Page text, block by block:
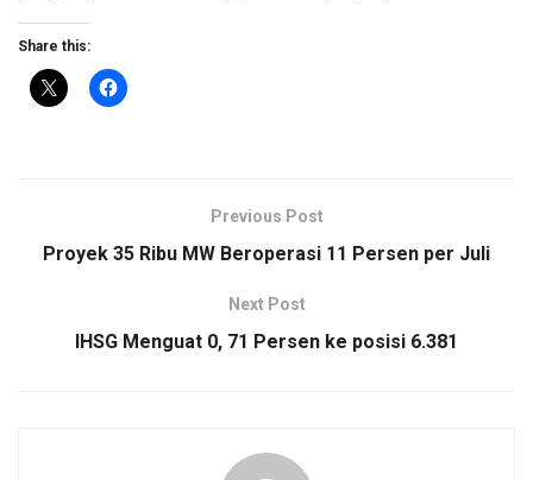
Share this:
Previous Post
Proyek 35 Ribu MW Beroperasi 11 Persen per Juli
Next Post
IHSG Menguat 0, 71 Persen ke posisi 6.381